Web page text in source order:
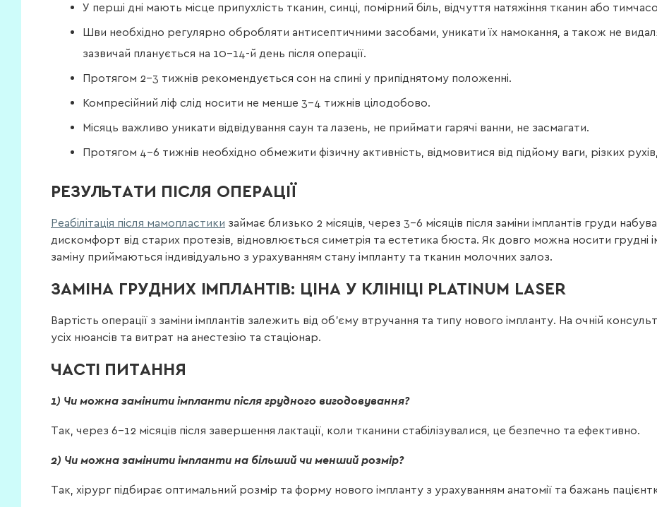
У перші дні мають місце припухлість тканин, синці, помірний біль, відчуття натяжіння тканин або
Шви необхідно регулярно обробляти антисептичними засобами, уникати їх намокання, а також не
зазвичай планується на 10–14-й день після операції.
Протягом 2–3 тижнів рекомендується сон на спині у припіднятому положенні.
Компресійний ліф слід носити не менше 3–4 тижнів цілодобово.
Місяць важливо уникати відвідування саун та лазень, не приймати гарячі ванни, не засмагати.
Протягом 4–6 тижнів необхідно обмежити фізичну активність, відмовитися від підйому ваги, різких
РЕЗУЛЬТАТИ ПІСЛЯ ОПЕРАЦІЇ
Реабілітація після мамопластики займає близько 2 місяців, через 3–6 місяців після заміни імплантів груди
дискомфорт від старих протезів, відновлюється симетрія та естетика бюста. Як довго можна носити грудні
заміну приймаються індивідуально з урахуванням стану імпланту та тканин молочних залоз.
ЗАМІНА ГРУДНИХ ІМПЛАНТІВ: ЦІНА У КЛІНІЦІ PLATINUM LASER
Вартість операції з заміни імплантів залежить від об’єму втручання та типу нового імпланту. На очній
усіх нюансів та витрат на анестезію та стаціонар.
ЧАСТІ ПИТАННЯ
1) Чи можна замінити імпланти після грудного вигодовування?
Так, через 6–12 місяців після завершення лактації, коли тканини стабілізувалися, це безпечно та ефективно.
2) Чи можна замінити імпланти на більший чи менший розмір?
Так, хірург підбирає оптимальний розмір та форму нового імпланту з урахуванням анатомії та бажань